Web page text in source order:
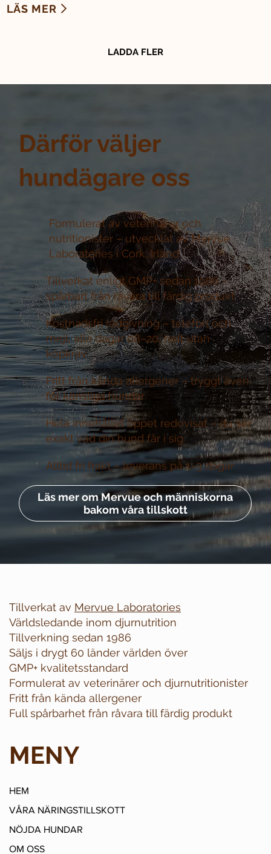
Därför väljer
hundägare oss
Formulerat av veterinärer och
nutritionister –utvecklat av Mervue
Laboratories i Cork, Irland
Tillverkat enligt GMP+ sedan 1986 –
spårbart från råvara till färdig produkt
Kostnadsfri rådgivning –telefon och
mejl, alla dagar 08–20, helt utan
köpkrav
Läs mer om Mervue och människorna
bakom våra tillskott
Fritt från kända allergener –tryggt även
för känsliga hundar
Hela innehållet öppet redovisat –du ser
exakt vad din hund får i sig
Alltid fri frakt –leverans på 1–3 dagar
LÄS MER
LADDA FLER
Tillverkat av Mervue Laboratories
Världsledande inom djurnutrition
Tillverkning sedan 1986
Säljs i drygt 60 länder världen över
GMP+ kvalitetsstandard
Formulerat av veterinärer och djurnutritionister
Fritt från kända allergener
Full spårbarhet från råvara till färdig produkt
MENY
HEM
VÅRA NÄRINGSTILLSKOTT
NÖJDA HUNDAR
OM OSS